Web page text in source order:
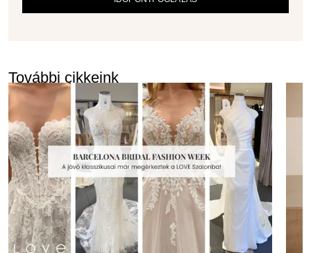
További cikkeink